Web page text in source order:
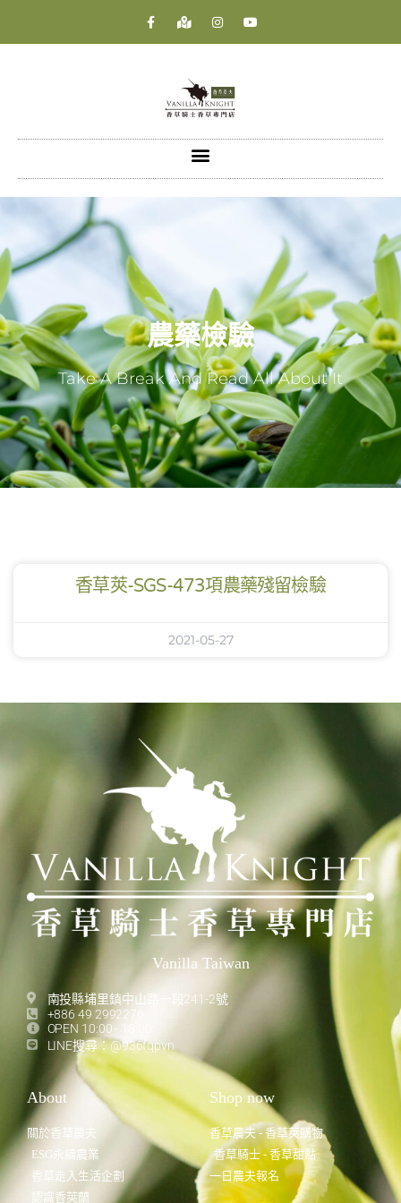
農藥檢驗
Take A Break And Read All About It
香草莢-SGS-473項農藥殘留檢驗
2021-05-27
Vanilla Taiwan
南投縣埔里鎮中山路一段241-2號
+886 49 2992276
OPEN 10:00 - 18:00
LINE搜尋：@936fqpvn
About
關於香草農夫
ESG永續農業
香草走入生活企劃
認識香莢蘭
Shop now
香草農夫 - 香草莢購物
香草騎士 - 香草甜點
一日農夫報名